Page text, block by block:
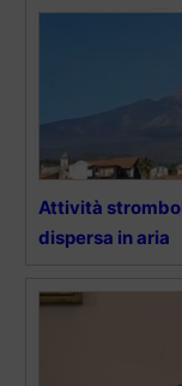
Attività
dispersa in aria